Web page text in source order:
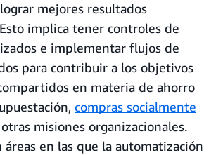
mejores resultados
implica tener controles de
e implementar flujos de
para contribuir a los objetivos
en materia de ahorro
compras socialmente
misiones organizacionales.
áreas en las que la automatización